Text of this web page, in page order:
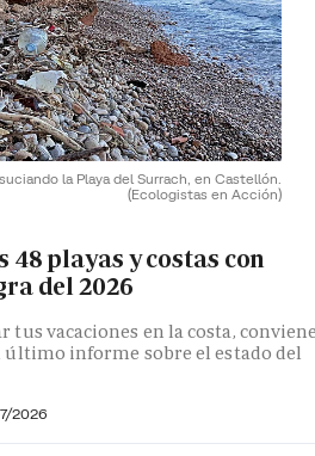
la Playa del Surrach, en Castellón.
(Ecologistas en Acción)
48 playas y costas con
del 2026
tus vacaciones en la costa,
último informe sobre el estado del
2026